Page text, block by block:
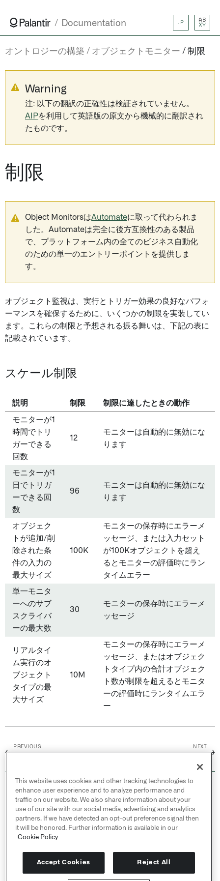
Documentation JP
AB
XY
オントロジーの構築 オブジェクトモニター 制限
Warning
注: 以下の翻訳の正確性は検証されていません。
AIPを利用して英語版の原文から機械的に翻訳され
たものです。
制限
Object MonitorsはAutomateに取って代わられま
した。Automateは完全に後方互換性のある製品
で、プラットフォーム内の全てのビジネス自動化
のための単一のエントリーポイントを提供しま
す。
オブジェクト監視は、実行とトリガー効果の良好なパフォ
ーマンスを確保するために、いくつかの制限を実装してい
ます。これらの制限と予想される振る舞いは、下記の表に
記載されています。
スケール制限
説明 制限 制限に達したときの動作
モニターが1
時間でトリ
ガーできる
回数
12
モニターは自動的に無効にな
ります
モニターが1
日でトリガ
ーできる回
数
96
モニターは自動的に無効にな
ります
オブジェク
トが追加/削
除された条
件の入力の
最大サイズ
100K
モニターの保存時にエラーメ
ッセージ、または入力セット
が100Kオブジェクトを超え
るとモニターの評価時にラン
タイムエラー
単一モニタ
ーへのサブ
スクライバ
ーの最大数
30
モニターの保存時にエラーメ
ッセージ
リアルタイ
ム実行のオ
ブジェクト
タイプの最
大サイズ
10M
モニターの保存時にエラーメ
ッセージ、またはオブジェク
トタイプ内の合計オブジェク
ト数が制限を超えるとモニタ
ーの評価時にランタイムエラ
ー
←
PREVIOUS NEXT
→
© 2026 Palantir Technologies Inc. All rights
reserved.
Cookies Statement ↗
Privacy Statement ↗
Terms of Use ↗
Do Not Sell or Share My Personal Information
This website uses cookies and other tracking technologies to
enhance user experience and to analyze performance and
traffic on our website. We also share information about your
use of our site with our social media, advertising and analytics
partners. If we have detected an opt-out preference signal then
it will be honored. Further information is available in our
Cookie Policy
Accept Cookies Reject All